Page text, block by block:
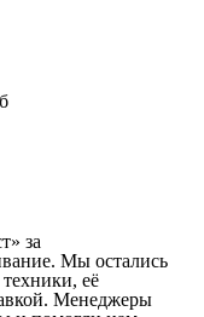
за
Мы остались
её
Менеджеры